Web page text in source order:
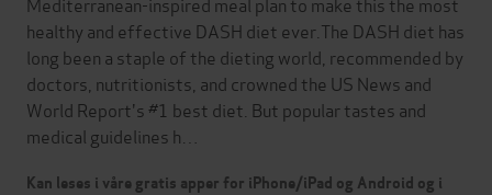
healthy and effective DASH diet ever.The DASH diet has
long been a staple of the dieting world, recommended by
doctors, nutritionists, and crowned the US News and
World Report's #1 best diet. But popular tastes and
medical guidelines h…
Kan leses i våre gratis apper for iPhone/iPad og Android og i